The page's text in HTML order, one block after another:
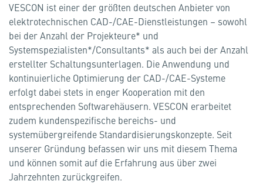
VESCON ist einer der größten deutschen Anbieter von
elektrotechnischen CAD-/CAE-Dienstleistungen – sowohl
bei der Anzahl der Projekteure* und
Systemspezialisten*/Consultants* als auch bei der Anzahl
erstellter Schaltungsunterlagen. Die Anwendung und
kontinuierliche Optimierung der CAD-/CAE-Systeme
erfolgt dabei stets in enger Kooperation mit den
entsprechenden Softwarehäusern. VESCON erarbeitet
zudem kundenspezifische bereichs- und
systemübergreifende Standardisierungskonzepte. Seit
unserer Gründung befassen wir uns mit diesem Thema
und können somit auf die Erfahrung aus über zwei
Jahrzehnten zurückgreifen.